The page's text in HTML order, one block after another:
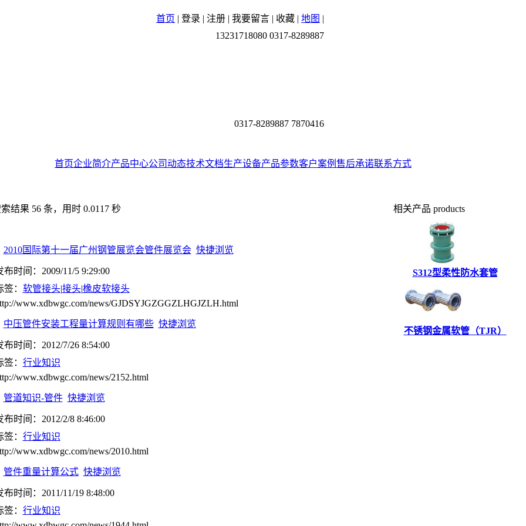
首页 | 登录 | 注册 | 我要留言 | 收藏 | 地图 |
13231718080 0317-8289887
0317-8289887 7870416
首页企业简介产品中心公司动态技术文档生产设备产品参数客户案例 售后承诺联系方式
结果 56 条，用时 0.0117 秒
2010国际第十一届广州钢管展览会管件展览会 快捷浏览
布时间：2009/11/5 9:29:00
签： 软管接头|接头|橡皮软接头
www.xdbwgc.com/news/GJDSYJGZGGZLHGJZLH.html
中压管件安装工程量计算规则有哪些 快捷浏览
布时间：2012/7/26 8:54:00
签： 行业知识
www.xdbwgc.com/news/2152.html
管道知识-管件 快捷浏览
布时间：2012/2/8 8:46:00
签： 行业知识
www.xdbwgc.com/news/2010.html
管件重量计算公式 快捷浏览
布时间：2011/11/19 8:48:00
签： 行业知识
相关产品 products
S312型柔性防水套管
不锈钢金属软管（TJR）